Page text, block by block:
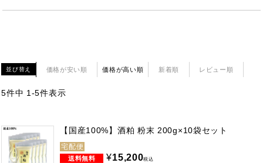
並び替え 価格が安い順 価格が高い順 新着順 レビュー順
5件中 1 -5件表示
【国産100%】酒粕 粉末 200g×10袋セット
宅配便
¥15,200税込